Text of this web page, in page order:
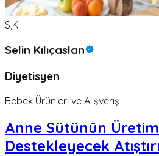
S,K
Selin Kılıçaslan
Diyetisyen
Bebek Ürünleri ve Alışveriş
Anne Sütünün
Destekleyecek